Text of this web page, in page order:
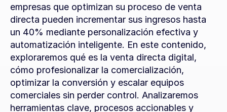
empresas que optimizan su proceso de venta
directa pueden incrementar sus ingresos hasta
un 40% mediante personalización efectiva y
automatización inteligente. En este contenido,
exploraremos qué es la venta directa digital,
cómo profesionalizar la comercialización,
optimizar la conversión y escalar equipos
comerciales sin perder control. Analizaremos
herramientas clave, procesos accionables y